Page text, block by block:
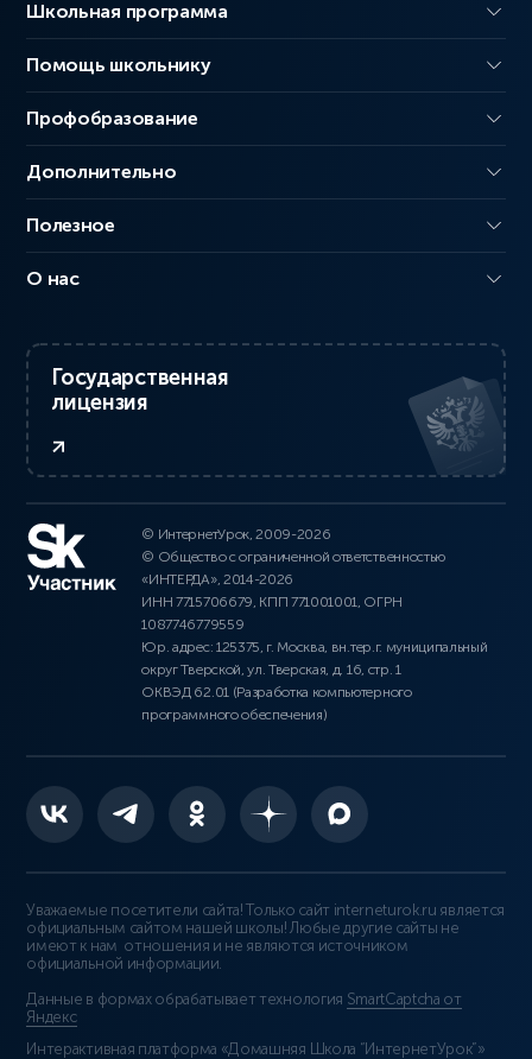
Школьная программа
Помощь школьнику
Профобразование
Дополнительно
Полезное
О нас
Государственная
лицензия
© ИнтернетУрок, 2009-2026
© Общество с ограниченной ответственностью
«ИНТЕРДА», 2014-2026
ИНН 7715706679, КПП 771001001, ОГРН
1087746779559
Юр. адрес: 125375, г. Москва, вн.тер.г. муниципальный
округ Тверской, ул. Тверская, д. 16, стр. 1
ОКВЭД 62.01 (Разработка компьютерного
программного обеспечения)
Уважаемые посетители сайта! Только сайт interneturok.ru является
официальным сайтом нашей школы! Любые другие сайты не
имеют к нам отношения и не являются источником
официальной информации.
Данные в формах обрабатывает технология SmartCaptcha от
Яндекс
Интерактивная платформа «Домашняя Школа “ИнтернетУрок”»